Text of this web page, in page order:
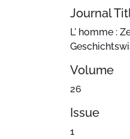
Journal
L' homme :
Volume
26
Issue
1